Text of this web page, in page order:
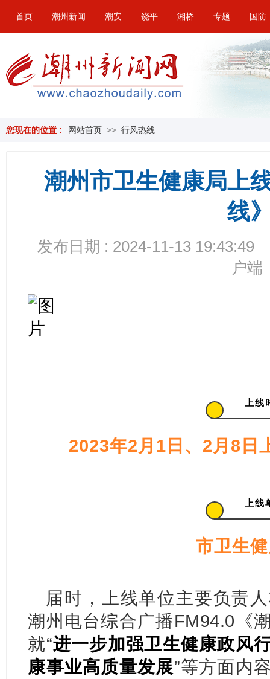
首页 潮州新闻 潮安 饶平 湘桥 专题 国防
您现在的位置 : 网站首页 >> 行风热线
潮州市卫生健康局上
线
发布日期 : 2024-11-13 19:43:49
户端
上线
1
2023年2月1日、2月8
上线
2
市卫生
届时，上线单位主要负责
潮州电台综合广播FM94.0《
就“进一步加强卫生健康政风
康事业高质量发展”等方面内